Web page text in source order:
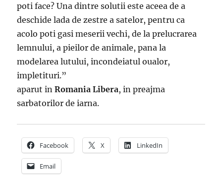
poti face? Una dintre solutii este aceea de a
deschide lada de zestre a satelor, pentru ca
acolo poti gasi meserii vechi, de la prelucrarea
lemnului, a pieilor de animale, pana la
modelarea lutului, incondeiatul oualor,
impletituri.”
aparut inRomania Libera, in preajma
sarbatorilor de iarna.
Facebook X LinkedIn
Email